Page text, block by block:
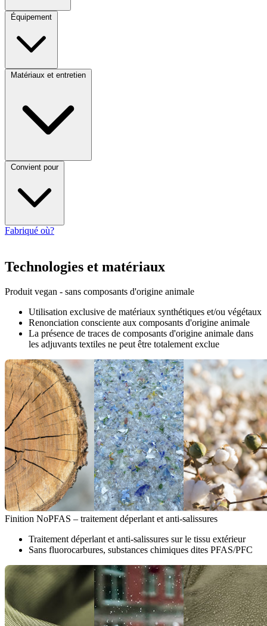
Équipement
Matériaux et entretien
Convient pour
Fabriqué où?
Technologies et matériaux
Produit vegan - sans composants d'origine animale
Utilisation exclusive de matériaux synthétiques et/ou végétaux
Renonciation consciente aux composants d'origine animale
La présence de traces de composants d'origine animale dans
les adjuvants textiles ne peut être totalement exclue
Finition NoPFAS – traitement déperlant et anti-salissures
Traitement déperlant et anti-salissures sur le tissu extérieur
Sans fluorocarbures, substances chimiques dites PFAS/PFC